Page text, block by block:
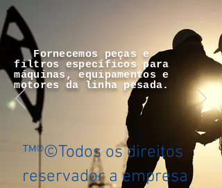
Fornecemos peças e
filtros específicos para
máquinas, equipamentos e
motores da linha pesada.
™®©Todos os direitos
reservador a empresa